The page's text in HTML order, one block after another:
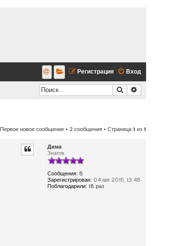
Вход
Регистрация
Поиск
Первое новое сообщение • 2 сообщения • Страница1 из1
Дима
Знаток
Сообщения: 8
Зарегистрирован: 04 авг 2015, 13:48
Поблагодарили: 18 раз